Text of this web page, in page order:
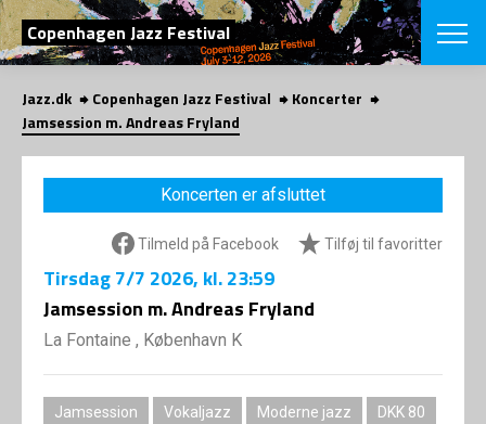
SØG
Copenhagen Jazz Festival
English
VÆLG
VINTERJAZZ
Temaer
LOCATIONS
Om
Om fonden
Om
Jazz.dk Copenhagen Jazz Festival
Koncerter
Jamsession m. Andreas Fryland
Koncerten er afsluttet
Tilmeld på Facebook Tilføj til favoritter
Tirsdag7/7 2026, kl. 23:59
Jamsession m. Andreas Fryland
La Fontaine , København K
Jamsession Vokaljazz Moderne jazz DKK 80